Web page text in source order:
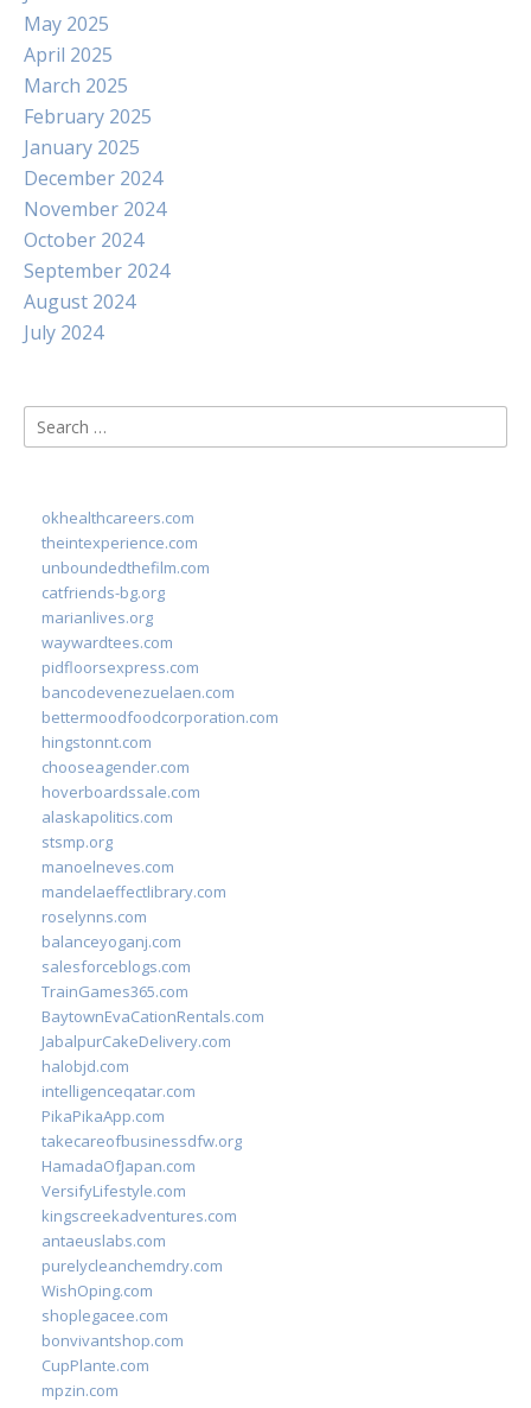
May 2025
April 2025
March 2025
February 2025
January 2025
December 2024
November 2024
October 2024
September 2024
August 2024
July 2024
Search
for:
okhealthcareers.com
theintexperience.com
unboundedthefilm.com
catfriends-bg.org
marianlives.org
waywardtees.com
pidfloorsexpress.com
bancodevenezuelaen.com
bettermoodfoodcorporation.com
hingstonnt.com
chooseagender.com
hoverboardssale.com
alaskapolitics.com
stsmp.org
manoelneves.com
mandelaeffectlibrary.com
roselynns.com
balanceyoganj.com
salesforceblogs.com
TrainGames365.com
BaytownEvaCationRentals.com
JabalpurCakeDelivery.com
halobjd.com
intelligenceqatar.com
PikaPikaApp.com
takecareofbusinessdfw.org
HamadaOfJapan.com
VersifyLifestyle.com
kingscreekadventures.com
antaeuslabs.com
purelycleanchemdry.com
WishOping.com
shoplegacee.com
bonvivantshop.com
CupPlante.com
mpzin.com